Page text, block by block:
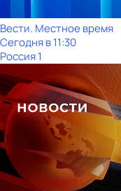
Вести. Местное время
Сегодня в 11:30
Россия 1